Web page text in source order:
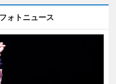
ォトニュース